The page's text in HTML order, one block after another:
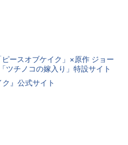
ースオブケイク」×原作 ジョー
チノコの嫁入り」特設サイト
』公式サイト